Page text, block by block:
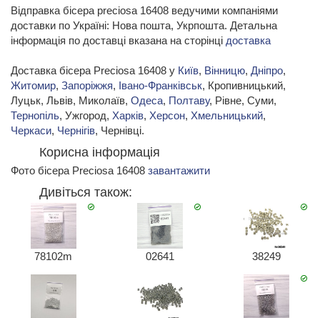
Відправка бісера preciosa 16408 ведучими компаніями
доставки по Україні: Нова пошта, Укрпошта. Детальна
інформація по доставці вказана на сторінці доставка
Доставка бісера Preciosa 16408 у Київ, Вінницю, Дніпро,
Житомир, Запоріжжя, Івано-Франківськ, Кропивницький,
Луцьк, Львів, Миколаїв, Одеса, Полтаву, Рівне, Суми,
Тернопіль, Ужгород, Харків, Херсон, Хмельницький,
Черкаси, Чернігів, Чернівці.
Корисна інформація
Фото бісера Preciosa 16408 завантажити
Дивіться також:
78102m 02641 38249